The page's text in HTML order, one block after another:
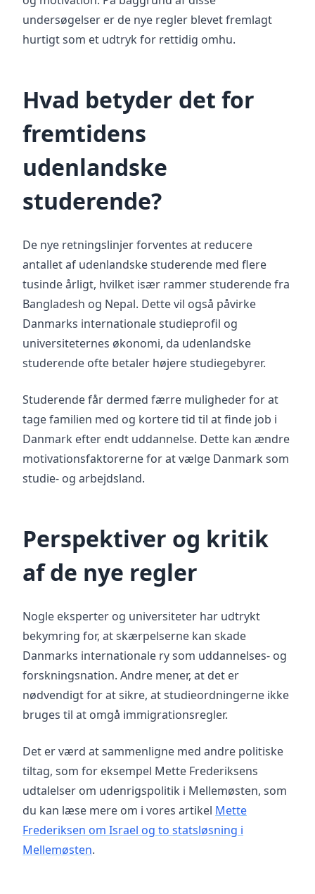
undersøgelser er de nye regler blevet fremlagt
hurtigt som et udtryk for rettidig omhu.
Hvad betyder det for
fremtidens
udenlandske
studerende?
De nye retningslinjer forventes at reducere
antallet af udenlandske studerende med flere
tusinde årligt, hvilket især rammer studerende fra
Bangladesh og Nepal. Dette vil også påvirke
Danmarks internationale studieprofil og
universiteternes økonomi, da udenlandske
studerende ofte betaler højere studiegebyrer.
Studerende får dermed færre muligheder for at
tage familien med og kortere tid til at finde job i
Danmark efter endt uddannelse. Dette kan ændre
motivationsfaktorerne for at vælge Danmark som
studie- og arbejdsland.
Perspektiver og kritik
af de nye regler
Nogle eksperter og universiteter har udtrykt
bekymring for, at skærpelserne kan skade
Danmarks internationale ry som uddannelses- og
forskningsnation. Andre mener, at det er
nødvendigt for at sikre, at studieordningerne ikke
bruges til at omgå immigrationsregler.
Det er værd at sammenligne med andre politiske
tiltag, som for eksempel Mette Frederiksens
udtalelser om udenrigspolitik i Mellemøsten, som
du kan læse mere om i vores artikel Mette
Frederiksen om Israel og to statsløsning i
Mellemøsten.